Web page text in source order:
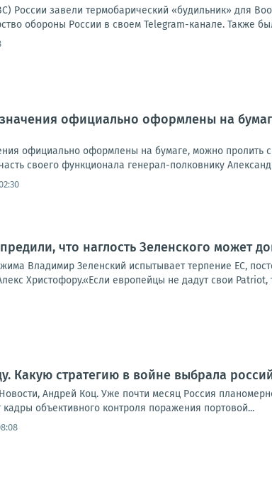
России завели термобарический «будильник» для
обороны России в своем Telegram-канале. Также
официально оформлены на
официально оформлены на бумаге, можно пролить
своего функционала генерал-полковнику
что наглость Зеленского может
Владимир Зеленский испытывает терпение ЕС,
Христофору.«Если европейцы не дадут свои Patriot,
Какую стратегию в войне выбрала
Андрей Коц. Уже почти месяц Россия
объективного контроля поражения портовой...